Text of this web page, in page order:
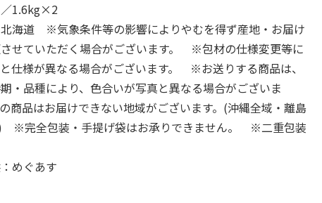
1.6kg×2
海道 ※気象条件等の影響によりやむを得ず産地・お届け
せていただく場合がございます。 ※包材の仕様変更等に
仕様が異なる場合がございます。 ※お送りする商品は、
・品種により、色合いが写真と異なる場合がございま
品はお届けできない地域がございます。(沖縄全域・離島
※完全包装・手提げ袋はお承りできません。 ※二重包装
めぐあす